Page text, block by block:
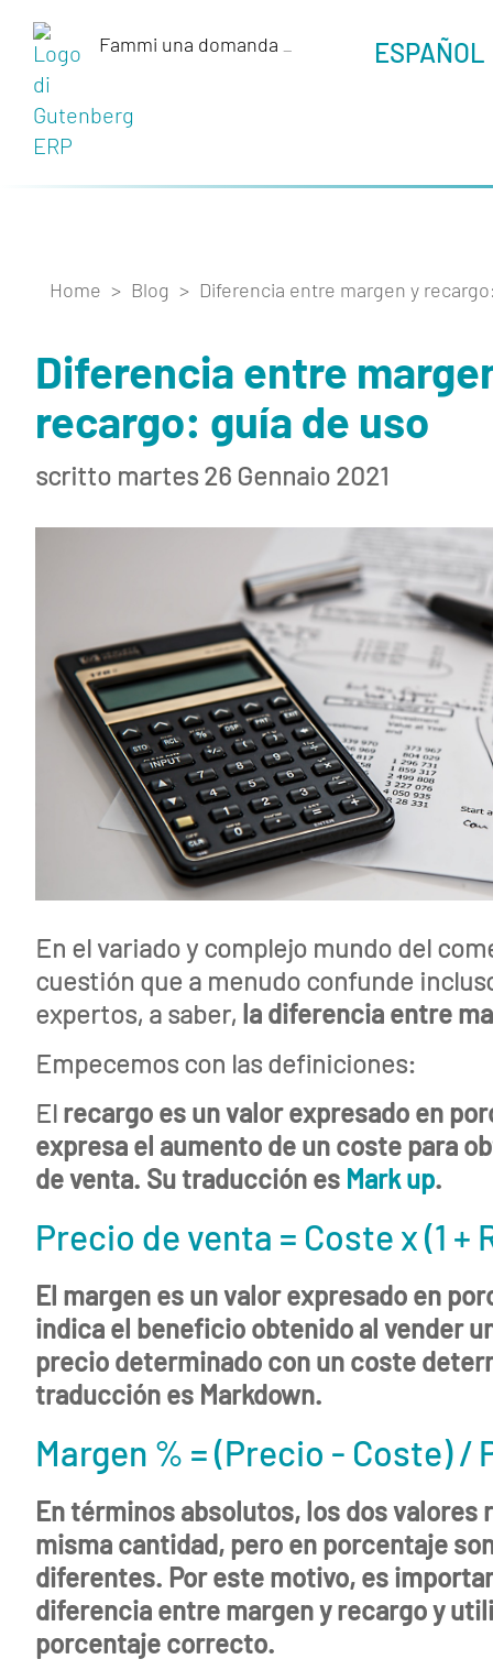
somos
Funcionalidades
Herramientas
Eventos
Glosario
Fammi una domanda _ ESPAÑOL
Home > Blog > Diferencia entre margen y
Diferencia entre
recargo: guía de uso
scritto martes 26 Gennaio 2021
En el variado y complejo mundo del
cuestión que a menudo confunde
expertos, a saber, la diferencia entre
Empecemos con las definiciones:
El recargo es un valor expresado en
expresa el aumento de un coste para
de venta. Su traducción es Mark up.
Precio de venta = Coste x (1 +
El margen es un valor expresado en
indica el beneficio obtenido al vender
precio determinado con un coste
traducción es Markdown.
Margen % = (Precio - Coste) /
En términos absolutos, los dos valores
misma cantidad, pero en porcentaje
diferentes. Por este motivo, es
diferencia entre margen y recargo y
porcentaje correcto.